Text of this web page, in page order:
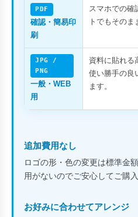
PDF
確認・簡易印
刷
スマホでの確
トでもそのま
JPG /
PNG
一般・WEB
用
資料に貼れる
使い勝手の良
ます。
追加費用なし
ロゴの形・色の変更は標準金
用がないのでご安心してご購入
お好みに合わせてアレンジ